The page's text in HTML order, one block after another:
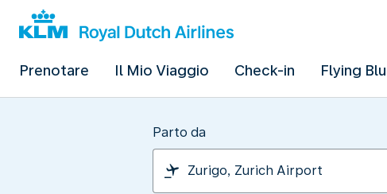
Prenotare Il Mio Viaggio Check-in Flying
Parto da